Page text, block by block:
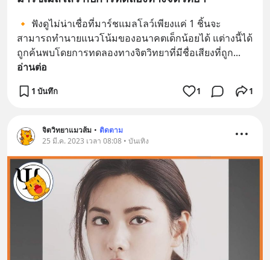
🔸 ฟังดูไม่น่าเชื่อที่มาร์ชแมลโลว์เพียงแค่ 1 ชิ้นจะ
สามารถทำนายแนวโน้มของอนาคตเด็กน้อยได้ แต่างนี้ได้
ถูกค้นพบโดยการทดลองทางจิตวิทยาที่มีชื่อเสียงที่ถูก
อ่านต่อ
1 บันทึก 1 1
จิตวิทยาแมวส้ม • ติดตาม
25 มี.ค. 2023 เวลา 08:08 • บันเทิง